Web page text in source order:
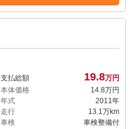
支払総額 19.8万円
本体価格
14.8万円
年式
2011年
走行
13.1万km
車検
車検整備付